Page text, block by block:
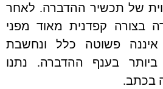
של תכשיר ההדברה. לאחר
בצורה קפדנית מאוד מפני
פשוטה כלל ונחשבת
בענף ההדברה. נתנו
בכתב.